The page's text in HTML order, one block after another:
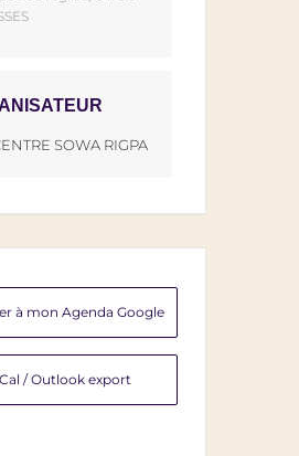
SOWA RIGPA
à mon Agenda Google
/ Outlook export